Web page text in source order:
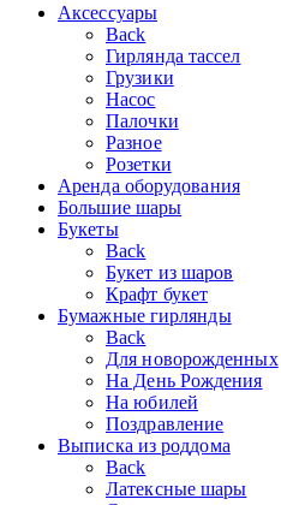
Аксессуары
Back
Гирлянда тассел
Грузики
Насос
Палочки
Разное
Розетки
Аренда оборудования
Большие шары
Букеты
Back
Букет из шаров
Крафт букет
Бумажные гирлянды
Back
Для новорожденных
На День Рождения
На юбилей
Поздравление
Выписка из роддома
Back
Латексные шары